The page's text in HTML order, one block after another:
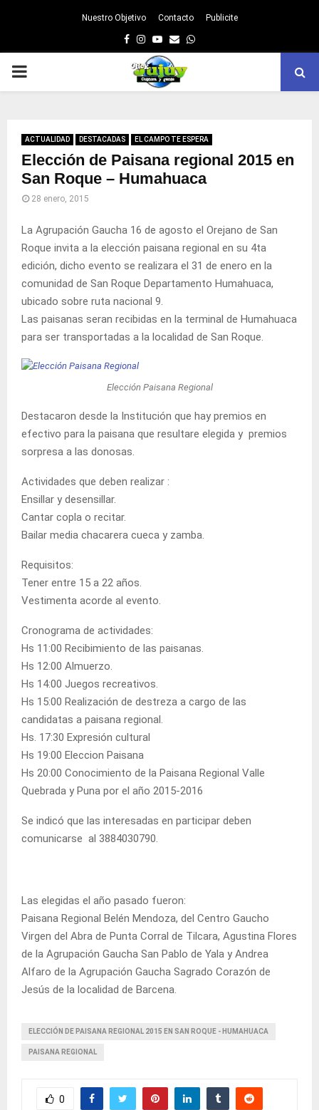
Nuestro Objetivo Contacto Publicite
Facebook
Instagram
Youtube
EmailWhatsapp
PRIMARY
ACTUALIDAD DESTACADAS EL CAMPO TE ESPERA
Elección de Paisana regional 2015 en
San Roque – Humahuaca
28 enero, 2015
La Agrupación Gaucha 16 de agosto el Orejano de San
Roque invita a la elección paisana regional en su 4ta
edición, dicho evento se realizara el 31 de enero en la
comunidad de San Roque Departamento Humahuaca,
ubicado sobre ruta nacional 9.
Las paisanas seran recibidas en la terminal de Humahuaca
para ser transportadas a la localidad de San Roque.
Elección Paisana Regional
Destacaron desde la Institución que hay premios en
efectivo para la paisana que resultare elegida y premios
sorpresa a las donosas.
Actividades que deben realizar :
Ensillar y desensillar.
Cantar copla o recitar.
Bailar media chacarera cueca y zamba.
Requisitos:
Tener entre 15 a 22 años.
Vestimenta acorde al evento.
Cronograma de actividades:
Hs 11:00 Recibimiento de las paisanas.
Hs 12:00 Almuerzo.
Hs 14:00 Juegos recreativos.
Hs 15:00 Realización de destreza a cargo de las
candidatas a paisana regional.
Hs. 17:30 Expresión cultural
Hs 19:00 Eleccion Paisana
Hs 20:00 Conocimiento de la Paisana Regional Valle
Quebrada y Puna por el año 2015-2016
Se indicó que las interesadas en participar deben
comunicarse al 3884030790.
Las elegidas el año pasado fueron:
Paisana Regional Belén Mendoza, del Centro Gaucho
Virgen del Abra de Punta Corral de Tilcara, Agustina Flores
de la Agrupación Gaucha San Pablo de Yala y Andrea
Alfaro de la Agrupación Gaucha Sagrado Corazón de
Jesús de la localidad de Barcena.
ELECCIÓN DE PAISANA REGIONAL 2015 EN SAN ROQUE - HUMAHUACA
PAISANA REGIONAL
0